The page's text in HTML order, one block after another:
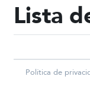
Lista
Política de